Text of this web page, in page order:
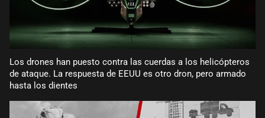
Los drones han puesto contra las cuerdas a los helicópteros
de ataque. La respuesta de EEUU es otro dron, pero armado
hasta los dientes